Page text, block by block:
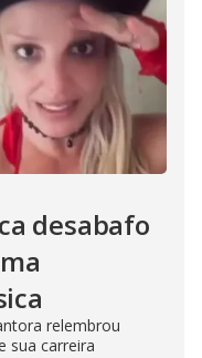
desabafo
relembrou
sua carreira